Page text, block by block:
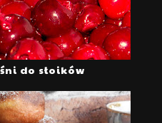
do słoików